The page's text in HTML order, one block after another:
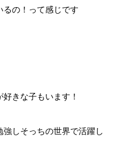
るの！って感じです
きな子もいます！
しそっちの世界で活躍し